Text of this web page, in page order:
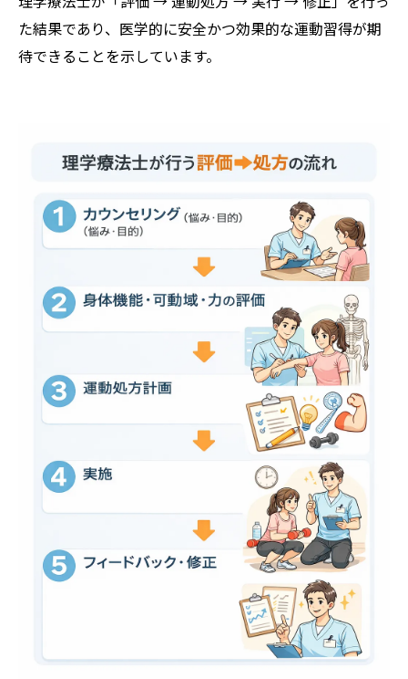
た結果であり、医学的に安全かつ効果的な運動習得が期
待できることを示しています。